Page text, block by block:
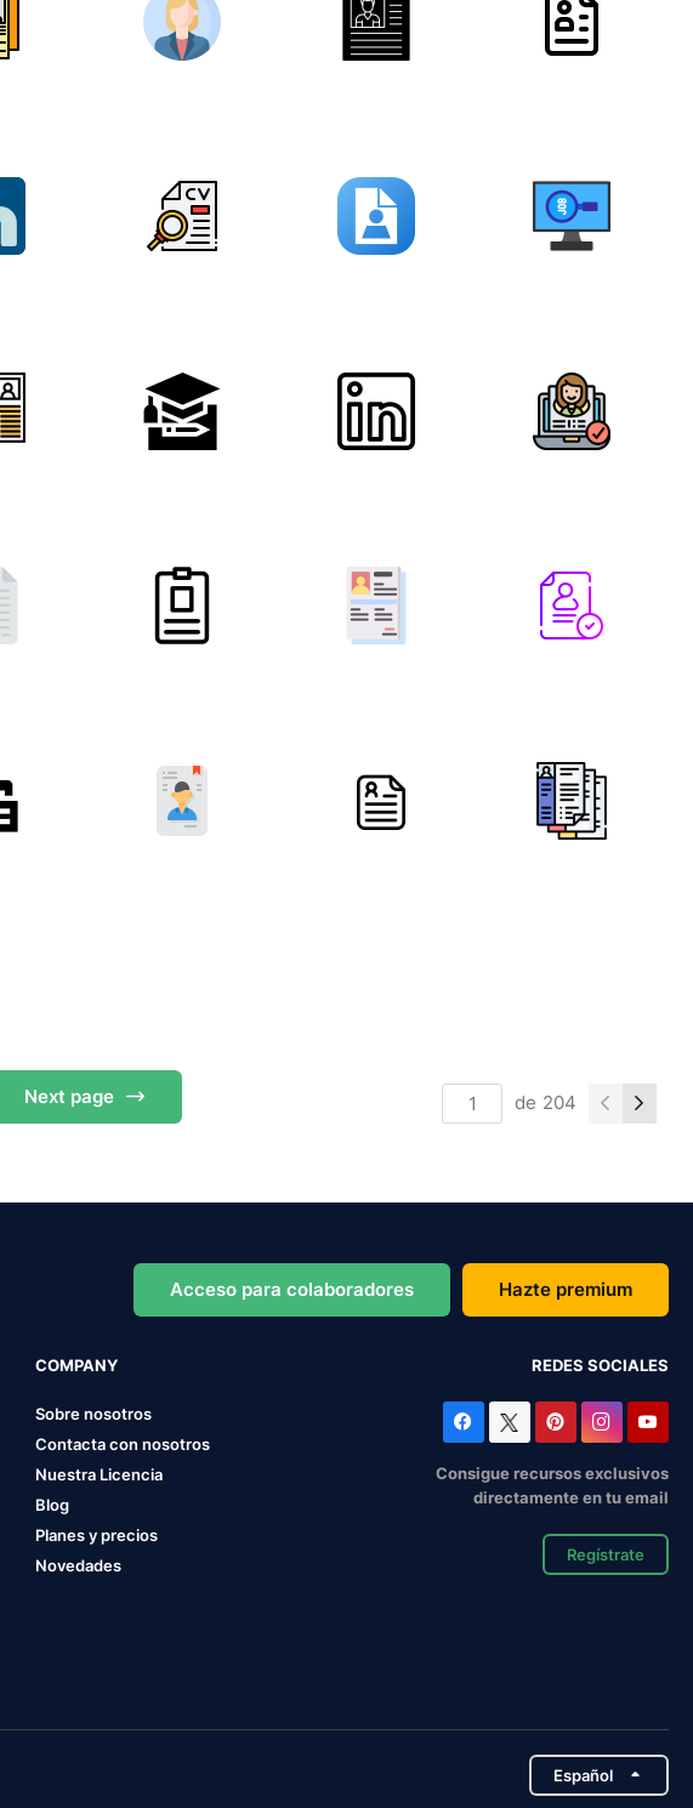
Next page de 204
Acceso para colaboradores Hazte premium
COMPANY
Sobre nosotros
Contacta con nosotros
Nuestra Licencia
Blog
Planes y precios
Novedades
REDES SOCIALES
Consigue recursos exclusivos
directamente en tu email
Regístrate
Español